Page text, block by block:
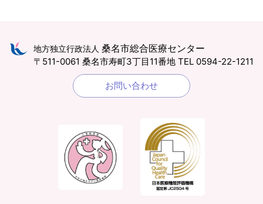
地方独立行政法人 桑名市総合医療センター
〒511-0061 桑名市寿町3丁目11番地 TEL 0594-22-1211
お問い合わせ